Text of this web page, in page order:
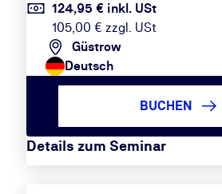
124,95 € inkl. USt
105,00 € zzgl. USt
Güstrow
Deutsch
Details zum Seminar
BUCHEN